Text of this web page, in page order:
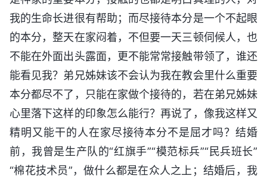
我的生命长进很有帮助；而尽接待本分是一个不起眼
的本分，整天在家闷着，不但要一天三顿伺候人，也
不能在外面出头露面，更不能常常接触带领了，谁还
能看见我？弟兄姊妹该不会认为我在教会里什么重要
本分都尽不了，只能在家做个接待的，若在弟兄姊妹
心里落下这样的印象怎么能行？再说了，像我这样又
精明又能干的人在家尽接待本分不是屈才吗？结婚
前，我曾是生产队的“红旗手”“模范标兵”“民兵班长”
“棉花技术员”，做什么都是在众人之上；结婚后，我